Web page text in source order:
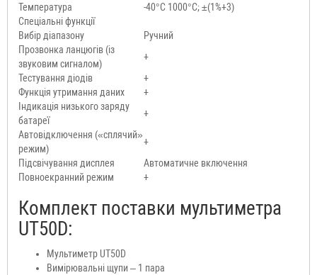
Температура
-40°C 1000°C; ±(1%+3)
Спеціальні функції
Вибір діапазону
Ручний
Прозвонка ланцюгів (із
звуковим сигналом)
+
Тестування діодів
+
Функція утримання даних
+
Індикація низького заряду
батареї
+
Автовідключення («сплячий»
режим)
+
Підсвічування дисплея
Автоматичне включення
Повноекранний режим
+
Комплект поставки мультиметра
UT50D:
Мультиметр UT50D
Вимірювальні щупи – 1 пара